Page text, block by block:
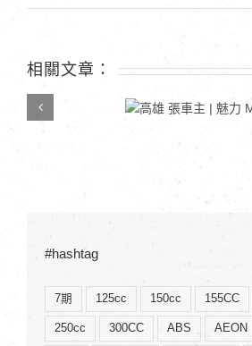
相關文章：
高雄 張車主 | 魅力
#hashtag
7期 125cc 150cc 155CC
250cc 300CC ABS AEON